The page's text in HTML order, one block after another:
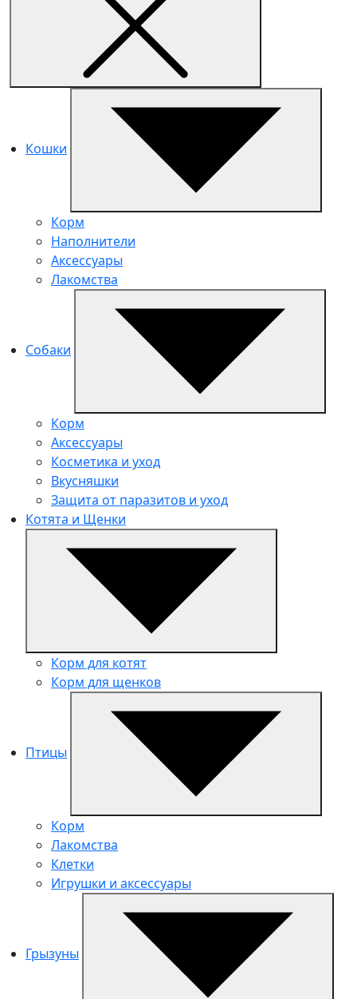
Кошки
Корм
Наполнители
Аксессуары
Лакомства
Собаки
Корм
Аксессуары
Косметика и уход
Вкусняшки
Защита от паразитов и уход
Котята и Щенки
Корм для котят
Корм для щенков
Птицы
Корм
Лакомства
Клетки
Игрушки и аксессуары
Грызуны